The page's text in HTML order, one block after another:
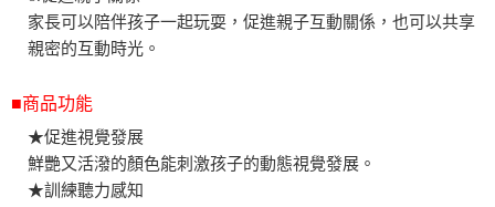
家長可以陪伴孩子一起玩耍，促進親子互動關係，也可以共享
親密的互動時光。
■商品功能
★促進視覺發展
鮮艷又活潑的顏色能刺激孩子的動態視覺發展。
★訓練聽力感知